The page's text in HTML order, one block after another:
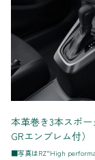
本革巻き3本スポ
GRエンブレム付）
■写真はRZ“High